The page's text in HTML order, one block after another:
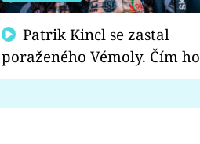
poraženého Vémoly. Čím ho
fanoušci naštvali?